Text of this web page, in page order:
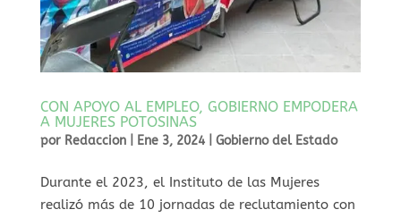
CON APOYO AL EMPLEO, GOBIERNO EMPODERA
A MUJERES POTOSINAS
por Redaccion| Ene 3, 2024| Gobierno del Estado
Durante el 2023, el Instituto de las Mujeres
realizó más de 10 jornadas de reclutamiento con